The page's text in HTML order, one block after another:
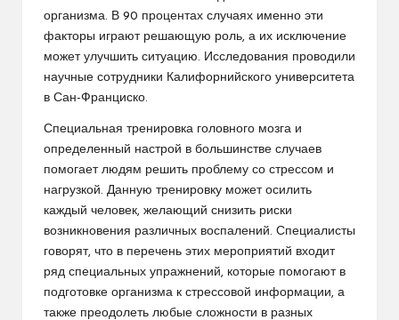
организма. В 90 процентах случаях именно эти
факторы играют решающую роль, а их исключение
может улучшить ситуацию. Исследования проводили
научные сотрудники Калифорнийского университета
в Сан-Франциско.
Специальная тренировка головного мозга и
определенный настрой в большинстве случаев
помогает людям решить проблему со стрессом и
нагрузкой. Данную тренировку может осилить
каждый человек, желающий снизить риски
возникновения различных воспалений. Специалисты
говорят, что в перечень этих мероприятий входит
ряд специальных упражнений, которые помогают в
подготовке организма к стрессовой информации, а
также преодолеть любые сложности в разных